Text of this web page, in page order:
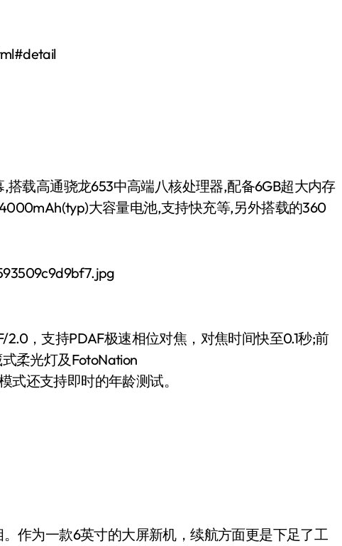
搭载高通骁龙653中高端八核处理器,配备6GB超大内存
大容量电池,支持快充等,另外搭载的360
，支持PDAF极速相位对焦，对焦时间快至0.1秒;前
柔光灯及FotoNation
式还支持即时的年龄测试。
作为一款6英寸的大屏新机，续航方面更是下足了工